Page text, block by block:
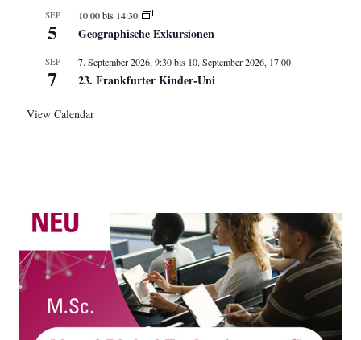
SEP
5
10:00bis 14:30
Geographische Exkursionen
SEP
7
7. September 2026, 9:30bis 10. September 2026, 17:00
23. Frankfurter Kinder-Uni
View Calendar